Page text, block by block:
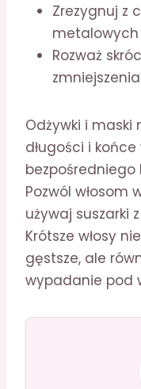
Zrezygnuj z
Rozważ
Odżywki i maski
długości i końce
bezpośredniego
Pozwól
używaj suszarki
Krótsze włosy
gęstsze, ale
wypadanie pod